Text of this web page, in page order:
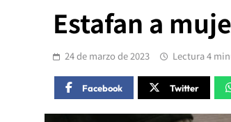
Estafan a
24 de marzo de 2023 Lectura 4
Facebook Twitter